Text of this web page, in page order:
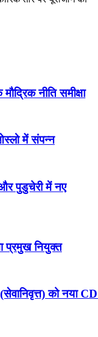
नीति समीक्षा
में संपन्न
पुडुचेरी में नए
प्रमुख नियुक्त
को नया